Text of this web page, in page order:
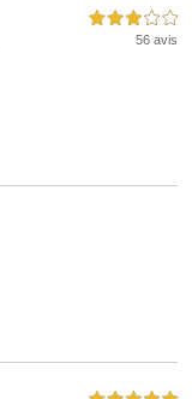
3,0 étoiles sur 5
56 avis